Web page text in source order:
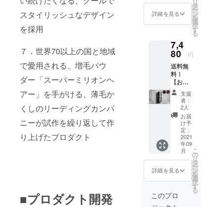
スタイリッシュなデザイン
を採用
７．世界70以上の国と地域
で愛用される、増毛パウ
ダー「スーパーミリオンヘ
アー」を手がける、薄毛か
くしのリーディングカンパ
ニーが試作を繰り返して作
り上げたプロダクト
■プロダクト開発
（税
込）の
とこ
ろ、
Fの
3,740円
（税
込）+送
料500円
でお届
けしま
す。 カ
ラーバ
リエー
ション
全2色 /
ブラッ
ク、
ダーク
ブラウ
ン
詳細を見る
タ
ー
ン
を
選
択
す
る
7,4
80 円
送料無
料！
【お得
な先行
発売】
37%OF
F・
SMHメ
ンズヘ
アファ
ンデー
ション2
本 定価
11,880
円（税
込）の
とこ
ろ、
支援
者：
2人
お届
け予
定：
2021
年09
月
詳細を見る
こ
の
リ
タ
ー
ン
を
選
択
す
る
このプロ